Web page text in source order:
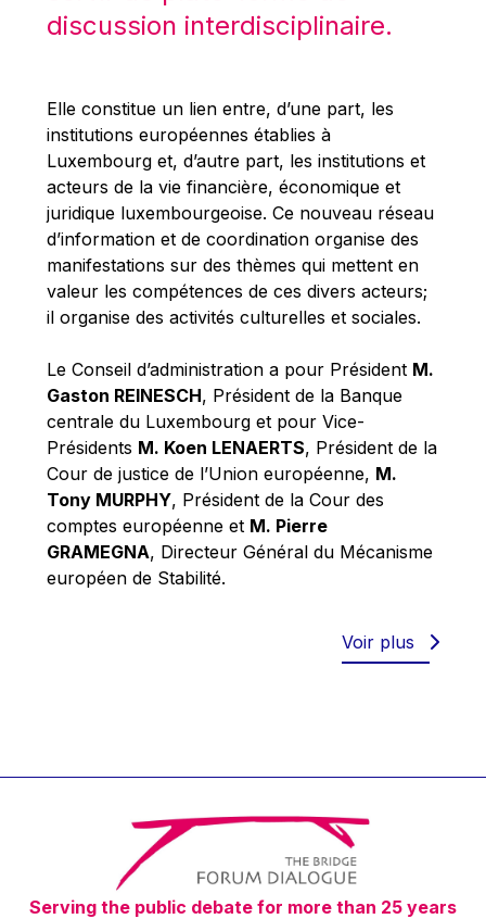
Martine Reicherts
Michael Sohlman
Michel Goedert
Mireille Delmas-Marty
Nobuo Tanaka
Otmar Issing
Paolo Mengozzi
Paschal Donohoe
Pat Cox
Patrizia Nanz
Philippe Maystadt
Pierre Gramegna
Richard Pelly
Robert Goebbels
Robert REYNDERS
Timothy Radcliffe
Vaclav Klaus
Vassilios Skouris
Vítor Manuel da Silva Caldeira
discussion interdisciplinaire.
Elle constitue un lien entre, d’une part, les
institutions européennes établies à
Luxembourg et, d’autre part, les institutions et
acteurs de la vie financière, économique et
juridique luxembourgeoise. Ce nouveau réseau
d’information et de coordination organise des
manifestations sur des thèmes qui mettent en
valeur les compétences de ces divers acteurs;
il organise des activités culturelles et sociales.
Le Conseil d’administration a pour Président M.
Gaston REINESCH, Président de la Banque
centrale du Luxembourg et pour Vice-
Présidents M. Koen LENAERTS, Président de la
Cour de justice de l’Union européenne, M.
Tony MURPHY, Président de la Cour des
comptes européenne et M. Pierre
GRAMEGNA, Directeur Général du Mécanisme
européen de Stabilité.
Voir plus
Serving the public debate for more than 25 years